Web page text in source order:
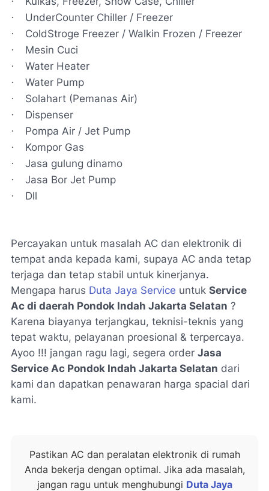
· UnderCounter Chiller / Freezer
· ColdStroge Freezer / Walkin Frozen / Freezer
· Mesin Cuci
· Water Heater
· Water Pump
· Solahart (Pemanas Air)
· Dispenser
· Pompa Air / Jet Pump
· Kompor Gas
· Jasa gulung dinamo
· Jasa Bor Jet Pump
· Dll
Percayakan untuk masalah AC dan elektronik di
tempat anda kepada kami, supaya AC anda tetap
terjaga dan tetap stabil untuk kinerjanya.
Mengapa harus Duta Jaya Service untuk Service
Ac di daerah Pondok Indah Jakarta Selatan ?
Karena biayanya terjangkau, teknisi-teknis yang
tepat waktu, pelayanan proesional & terpercaya.
Ayoo !!! jangan ragu lagi, segera order Jasa
Service Ac Pondok Indah Jakarta Selatan dari
kami dan dapatkan penawaran harga spacial dari
kami.
Pastikan AC dan peralatan elektronik di rumah
Anda bekerja dengan optimal. Jika ada masalah,
jangan ragu untuk menghubungi Duta Jaya